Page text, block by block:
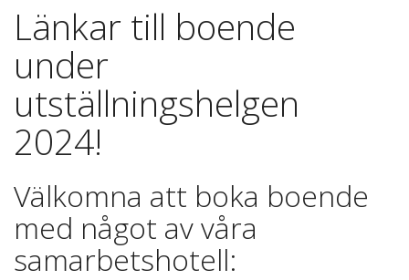
Länkar till boende
under
utställningshelgen
2024!
Välkomna att boka boende
med något av våra
samarbetshotell: